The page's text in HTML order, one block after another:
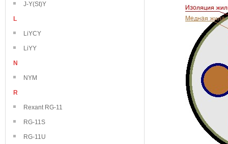
J-Y(St)Y
L
LiYCY
LiYY
N
NYM
R
Rexant RG-11
RG-11S
RG-11U